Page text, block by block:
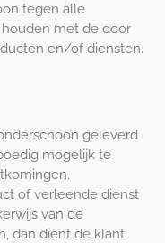
tegen alle
met de door
en/of diensten.
geleverd
mogelijk te
of verleende dienst
van de
dan dient de klant